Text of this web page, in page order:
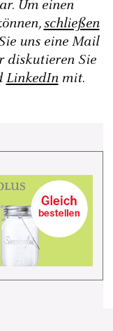
Um einen
schließen
uns eine Mail
diskutieren Sie
LinkedInmit.